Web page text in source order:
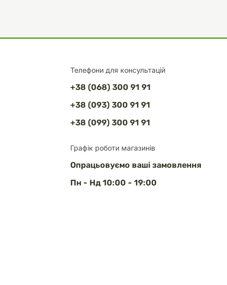
Телефони для консультацій
+38 (068) 300 91 91
+38 (093) 300 91 91
+38 (099) 300 91 91
Графік роботи магазинів
Опрацьовуємо ваші замовлення
Пн - Нд 10:00 - 19:00